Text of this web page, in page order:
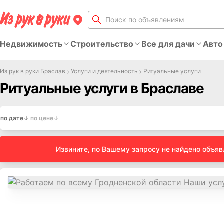
Недвижимость Строительство Все для дачи
Из рук в руки Браслав Услуги и деятельность Ритуальные услуги
Ритуальные услуги в Браславе
по дате по цене
Извините, по Вашему запросу не найдено